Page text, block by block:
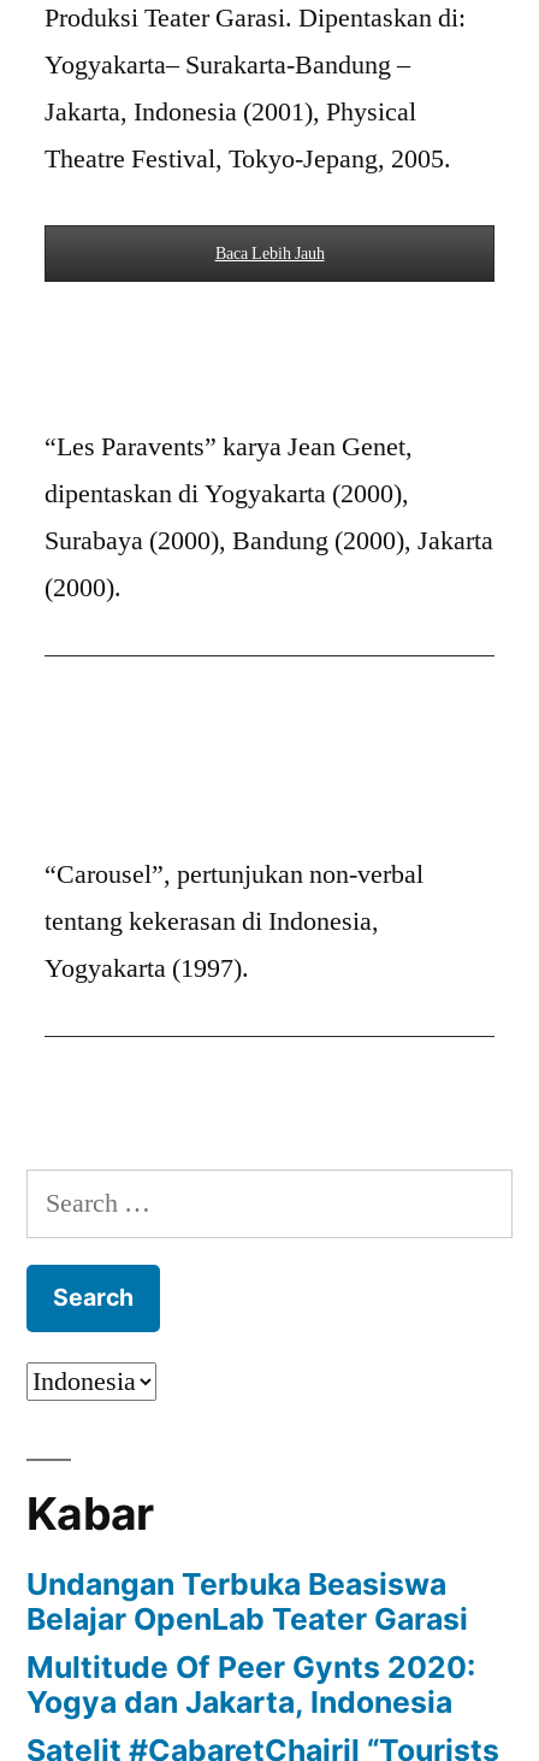
Produksi Teater Garasi. Dipentaskan di:
Yogyakarta– Surakarta-Bandung –
Jakarta, Indonesia (2001), Physical
Theatre Festival, Tokyo-Jepang, 2005.
Baca Lebih Jauh
“Les Paravents” karya Jean Genet,
dipentaskan di Yogyakarta (2000),
Surabaya (2000), Bandung (2000), Jakarta
(2000).
“Carousel”, pertunjukan non-verbal
tentang kekerasan di Indonesia,
Yogyakarta (1997).
Search
for:
Kabar
Undangan Terbuka Beasiswa
Belajar OpenLab Teater Garasi
Multitude Of Peer Gynts 2020:
Yogya dan Jakarta, Indonesia
Satelit #CabaretChairil “Tourists